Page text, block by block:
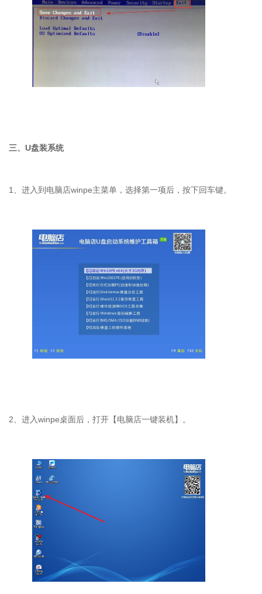
三、 U盘装系统
1 、进入到电脑店winpe主菜单，选择第一项后，按下回车键。
2、进入winpe桌面后，打开【电脑店一键装机】。